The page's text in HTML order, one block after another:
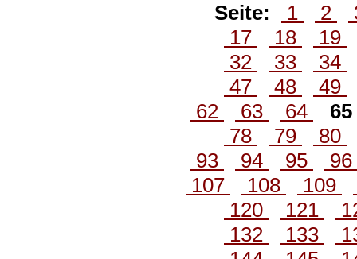
Seite: 1 2
17
18
19
32
33
34
47
48
49
62
63 64
65
78
79
80
93
94 95
96
107
108 109
120
121
132
133